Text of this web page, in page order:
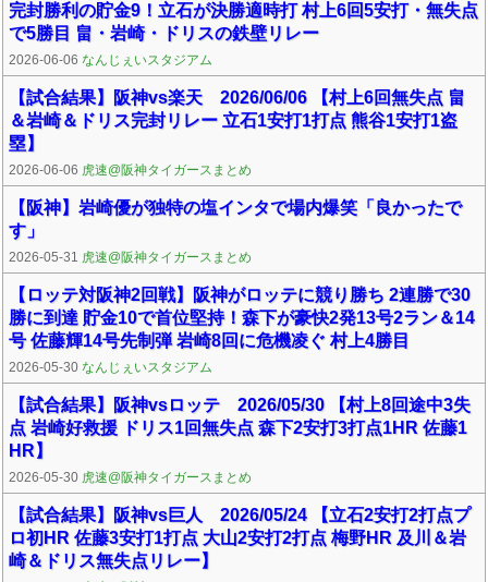
完封勝利の貯金9！立石が決勝適時打 村上6回5安打・無失点
で5勝目 畠・岩崎・ドリスの鉄壁リレー
2026-06-06 なんじぇいスタジアム
【試合結果】阪神vs楽天 2026/06/06 【村上6回無失点 畠
＆岩崎＆ドリス完封リレー 立石1安打1打点 熊谷1安打1盗
塁】
2026-06-06 虎速@阪神タイガースまとめ
【阪神】岩崎優が独特の塩インタで場内爆笑「良かったで
す」
2026-05-31 虎速@阪神タイガースまとめ
【ロッテ対阪神2回戦】阪神がロッテに競り勝ち 2連勝で30
勝に到達 貯金10で首位堅持！森下が豪快2発13号2ラン＆14
号 佐藤輝14号先制弾 岩崎8回に危機凌ぐ 村上4勝目
2026-05-30 なんじぇいスタジアム
【試合結果】阪神vsロッテ 2026/05/30 【村上8回途中3失
点 岩崎好救援 ドリス1回無失点 森下2安打3打点1HR 佐藤1
HR】
2026-05-30 虎速@阪神タイガースまとめ
【試合結果】阪神vs巨人 2026/05/24 【立石2安打2打点プ
ロ初HR 佐藤3安打1打点 大山2安打2打点 梅野HR 及川＆岩
崎＆ドリス無失点リレー】